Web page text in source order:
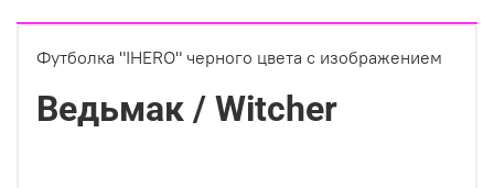
Футболка "IHERO" черного цвета с изображением
Ведьмак / Witcher